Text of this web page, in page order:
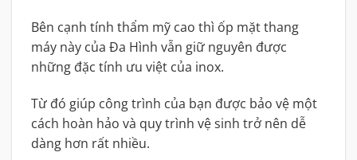
Bên cạnh tính thẩm mỹ cao thì ốp mặt thang
máy này của Đa Hình vẫn giữ nguyên được
những đặc tính ưu việt của inox.
Từ đó giúp công trình của bạn được bảo vệ một
cách hoàn hảo và quy trình vệ sinh trở nên dễ
dàng hơn rất nhiều.